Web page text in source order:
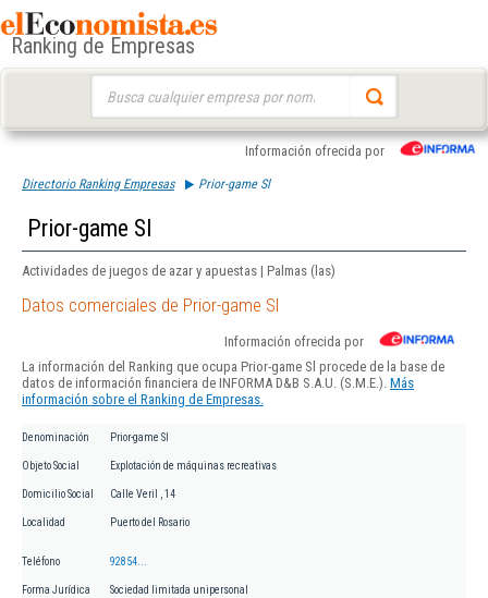
Ranking de Empresas
Información ofrecida por
Directorio Ranking Empresas Prior-game Sl
Prior-game Sl
Actividades de juegos de azar y apuestas | Palmas (las)
Datos comerciales de Prior-game Sl
Información ofrecida por
La información del Ranking que ocupa Prior-game Sl procede de la base de
datos de información financiera de INFORMA D&B S.A.U. (S.M.E.). Más
información sobre el Ranking de Empresas.
Denominación Prior-game Sl
Objeto Social Explotación de máquinas recreativas
Domicilio Social Calle Veril , 14
Localidad Puerto del Rosario
Teléfono 92854...
Forma Jurídica Sociedad limitada unipersonal